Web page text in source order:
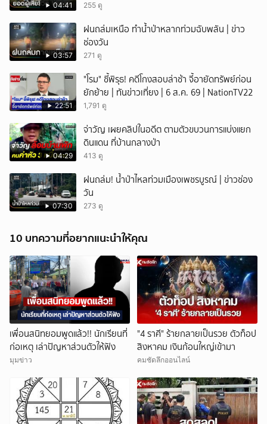
04:41 255 ดู
03:57
ฝนถล่มเหนือ ทำน้ำป่าหลากท่วมฉับพลัน | ข่าว
ช่องวัน
271 ดู
22:51
"โรม" ชี้พิรุธ! คดีโกงสอบล่าช้า จี้อายัดทรัพย์ก่อน
ยักย้าย | ทันข่าวเที่ยง | 6 ส.ค. 69 | NationTV22
1,791 ดู
04:29
จ่าวัญ เผยคลิปในอดีต ตามตัวขบวนการแบ่งแยก
ดินแดน ที่บ้านกลางป่า
413 ดู
07:30
ฝนถล่ม! น้ำป่าไหลท่วมเมืองเพชรบูรณ์ | ข่าวช่อง
วัน
273 ดู
10 บทความที่อยากแนะนำให้คุณ
เพื่อนสนิทยอมพูดแล้ว!! นักเรียนที่
ก่อเหตุ เล่าปัญหาส่วนตัวให้ฟัง
มุมข่าว
"4 ราศี" ร้ายกลายเป็นรวย ตัวท็อป
สิงหาคม เงินก้อนใหญ่เข้ามา
คมชัดลึกออนไลน์